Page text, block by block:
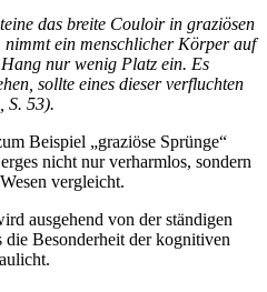
das breite Couloir in graziösen
ein menschlicher Körper auf
nur wenig Platz ein. Es
sollte eines dieser verfluchten
S. 53).
Beispiel „graziöse Sprünge“
nicht nur verharmlos, sondern
vergleicht.
ausgehend von der ständigen
Besonderheit der kognitiven